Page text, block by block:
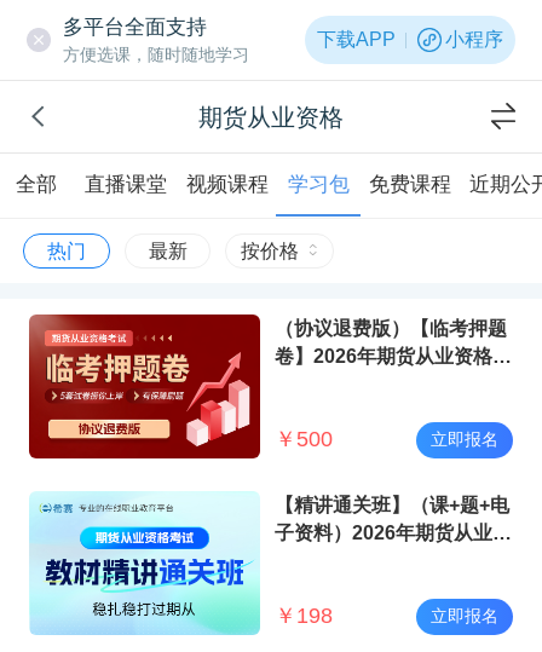
多平台全面支持
方便选课，随时随地学习
下载APP 小程序
期货从业资格
全部 直播课堂 视频课程 学习包 免费课程 近期公
热门 最新 按价格
（协议退费版）【临考押题
卷】2026年期货从业资格考
￥ 500 立即报名
【精讲通关班】（课+题+电
子资料）2026年期货从业资
￥ 198 立即报名